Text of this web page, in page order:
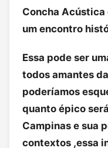
Concha Acústica
um encontro
Essa pode ser
todos amantes
poderíamos
quanto épico
Campinas e sua
contextos ,essa